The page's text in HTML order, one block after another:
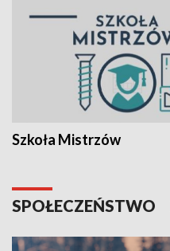
Szkoła Mistrzów
SPOŁECZEŃSTWO